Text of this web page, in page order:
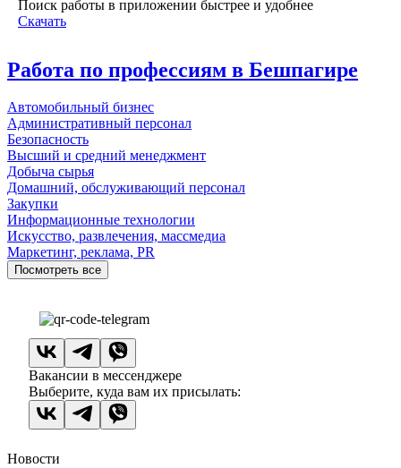
Поиск работы в приложении быстрее и удобнее
Скачать
Работа по профессиям в Бешпагире
Автомобильный бизнес
Административный персонал
Безопасность
Высший и средний менеджмент
Добыча сырья
Домашний, обслуживающий персонал
Закупки
Информационные технологии
Искусство, развлечения, массмедиа
Маркетинг, реклама, PR
Посмотреть все
Вакансии в мессенджере
Выберите, куда вам их присылать:
Новости